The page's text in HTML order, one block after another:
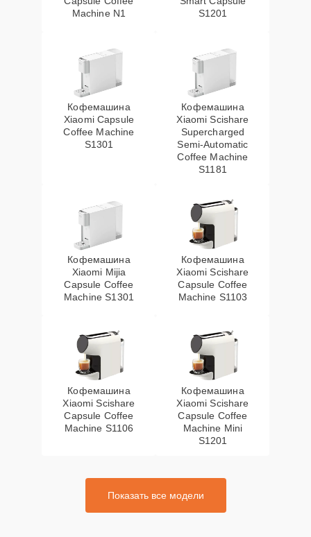
Machine N1
S1201
Кофемашина
Xiaomi Capsule
Coffee Machine
S1301
Кофемашина
Xiaomi Scishare
Supercharged
Semi‑Automatic
Coffee Machine
S1181
Кофемашина
Xiaomi Mijia
Capsule Coffee
Machine S1301
Кофемашина
Xiaomi Scishare
Capsule Coffee
Machine S1103
Кофемашина
Xiaomi Scishare
Capsule Coffee
Machine S1106
Кофемашина
Xiaomi Scishare
Capsule Coffee
Machine Mini
S1201
Показать все модели